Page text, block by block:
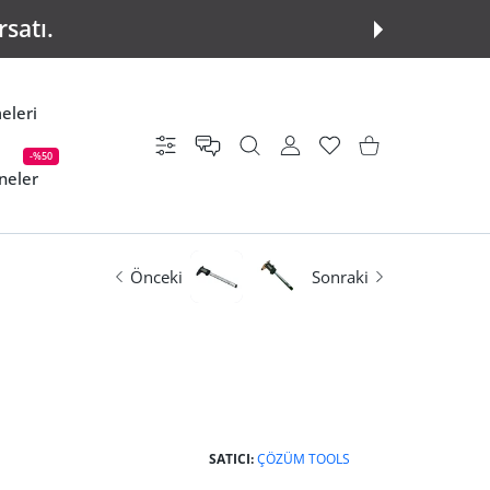
-%50 Ayarlar KULLANICI HESABI
istek listesiAlışveriş Sepeti
Önceki Sonraki
SATICI:ÇÖZÜM TOOLS